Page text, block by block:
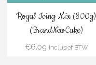
Royal Icing Mix (800g)
(BrandNewCake)
€6.09 Inclusief BTW